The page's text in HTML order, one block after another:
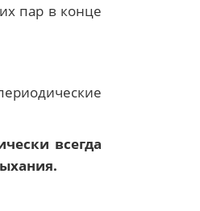
пар в конце
всегда